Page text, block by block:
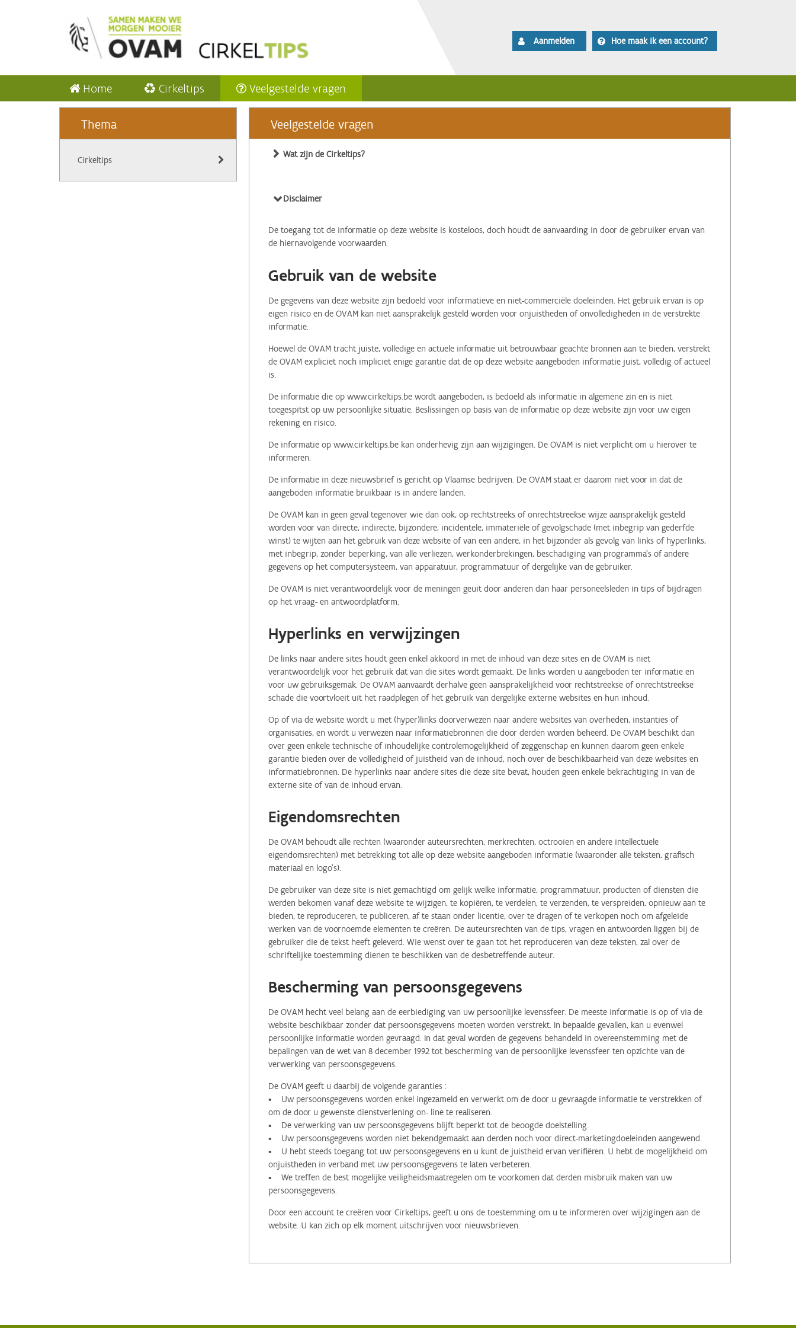
Aanmelden Hoe maak ik een account?
Home Cirkeltips Veelgestelde vragen
Thema
Cirkeltips
Veelgestelde vragen
Wat zijn de Cirkeltips?
Disclaimer
De toegang tot de informatie op deze website is kosteloos, doch houdt de aanvaarding in door de gebruiker ervan van
de hiernavolgende voorwaarden.
Gebruik van de website
De gegevens van deze website zijn bedoeld voor informatieve en niet-commerciële doeleinden. Het gebruik ervan is op
eigen risico en de OVAM kan niet aansprakelijk gesteld worden voor onjuistheden of onvolledigheden in de verstrekte
informatie.
Hoewel de OVAM tracht juiste, volledige en actuele informatie uit betrouwbaar geachte bronnen aan te bieden, verstrekt
de OVAM expliciet noch impliciet enige garantie dat de op deze website aangeboden informatie juist, volledig of actueel
is.
De informatie die op www.cirkeltips.be wordt aangeboden, is bedoeld als informatie in algemene zin en is niet
toegespitst op uw persoonlijke situatie. Beslissingen op basis van de informatie op deze website zijn voor uw eigen
rekening en risico.
De informatie op www.cirkeltips.be kan onderhevig zijn aan wijzigingen. De OVAM is niet verplicht om u hierover te
informeren.
De informatie in deze nieuwsbrief is gericht op Vlaamse bedrijven. De OVAM staat er daarom niet voor in dat de
aangeboden informatie bruikbaar is in andere landen.
De OVAM kan in geen geval tegenover wie dan ook, op rechtstreeks of onrechtstreekse wijze aansprakelijk gesteld
worden voor van directe, indirecte, bijzondere, incidentele, immateriële of gevolgschade (met inbegrip van gederfde
winst) te wijten aan het gebruik van deze website of van een andere, in het bijzonder als gevolg van links of hyperlinks,
met inbegrip, zonder beperking, van alle verliezen, werkonderbrekingen, beschadiging van programma's of andere
gegevens op het computersysteem, van apparatuur, programmatuur of dergelijke van de gebruiker.
De OVAM is niet verantwoordelijk voor de meningen geuit door anderen dan haar personeelsleden in tips of bijdragen
op het vraag- en antwoordplatform.
Hyperlinks en verwijzingen
De links naar andere sites houdt geen enkel akkoord in met de inhoud van deze sites en de OVAM is niet
verantwoordelijk voor het gebruik dat van die sites wordt gemaakt. De links worden u aangeboden ter informatie en
voor uw gebruiksgemak. De OVAM aanvaardt derhalve geen aansprakelijkheid voor rechtstreekse of onrechtstreekse
schade die voortvloeit uit het raadplegen of het gebruik van dergelijke externe websites en hun inhoud.
Op of via de website wordt u met (hyper)links doorverwezen naar andere websites van overheden, instanties of
organisaties, en wordt u verwezen naar informatiebronnen die door derden worden beheerd. De OVAM beschikt dan
over geen enkele technische of inhoudelijke controlemogelijkheid of zeggenschap en kunnen daarom geen enkele
garantie bieden over de volledigheid of juistheid van de inhoud, noch over de beschikbaarheid van deze websites en
informatiebronnen. De hyperlinks naar andere sites die deze site bevat, houden geen enkele bekrachtiging in van de
externe site of van de inhoud ervan.
Eigendomsrechten
De OVAM behoudt alle rechten (waaronder auteursrechten, merkrechten, octrooien en andere intellectuele
eigendomsrechten) met betrekking tot alle op deze website aangeboden informatie (waaronder alle teksten, grafisch
materiaal en logo's).
De gebruiker van deze site is niet gemachtigd om gelijk welke informatie, programmatuur, producten of diensten die
werden bekomen vanaf deze website te wijzigen, te kopiëren, te verdelen, te verzenden, te verspreiden, opnieuw aan te
bieden, te reproduceren, te publiceren, af te staan onder licentie, over te dragen of te verkopen noch om afgeleide
werken van de voornoemde elementen te creëren. De auteursrechten van de tips, vragen en antwoorden liggen bij de
gebruiker die de tekst heeft geleverd. Wie wenst over te gaan tot het reproduceren van deze teksten, zal over de
schriftelijke toestemming dienen te beschikken van de desbetreffende auteur.
Bescherming van persoonsgegevens
De OVAM hecht veel belang aan de eerbiediging van uw persoonlijke levenssfeer. De meeste informatie is op of via de
website beschikbaar zonder dat persoonsgegevens moeten worden verstrekt. In bepaalde gevallen, kan u evenwel
persoonlijke informatie worden gevraagd. In dat geval worden de gegevens behandeld in overeenstemming met de
bepalingen van de wet van 8 december 1992 tot bescherming van de persoonlijke levenssfeer ten opzichte van de
verwerking van persoonsgegevens.
De OVAM geeft u daarbij de volgende garanties :
• Uw persoonsgegevens worden enkel ingezameld en verwerkt om de door u gevraagde informatie te verstrekken of
om de door u gewenste dienstverlening on- line te realiseren.
• De verwerking van uw persoonsgegevens blijft beperkt tot de beoogde doelstelling.
• Uw persoonsgegevens worden niet bekendgemaakt aan derden noch voor direct-marketingdoeleinden aangewend.
• U hebt steeds toegang tot uw persoonsgegevens en u kunt de juistheid ervan verifiëren. U hebt de mogelijkheid om
onjuistheden in verband met uw persoonsgegevens te laten verbeteren.
• We treffen de best mogelijke veiligheidsmaatregelen om te voorkomen dat derden misbruik maken van uw
persoonsgegevens.
Door een account te creëren voor Cirkeltips, geeft u ons de toestemming om u te informeren over wijzigingen aan de
website. U kan zich op elk moment uitschrijven voor nieuwsbrieven.